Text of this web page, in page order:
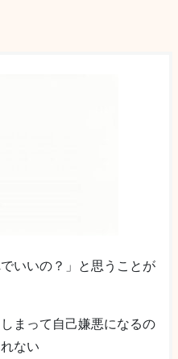
いいの？」と思うことが
まって自己嫌悪になるの
ない